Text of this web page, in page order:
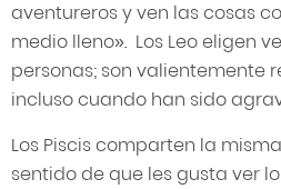
aventureros y ven las cosas
medio lleno». Los Leo eligen
personas; son valientemente
incluso cuando han sido
Los Piscis comparten la
sentido de que les gusta ver